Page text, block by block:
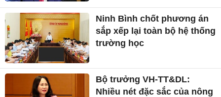
Ninh Bình chốt phương án
sắp xếp lại toàn bộ hệ thống
trường học
Bộ trưởng VH-TT&DL:
Nhiều nét đặc sắc của nông